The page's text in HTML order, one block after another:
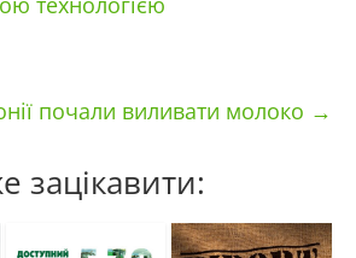
почали виливати молоко →
зацікавити: